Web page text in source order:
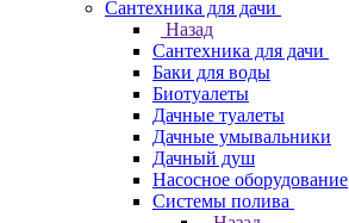
Сантехника для дачи
Назад
Сантехника для дачи
Баки для воды
Биотуалеты
Дачные туалеты
Дачные умывальники
Дачный душ
Насосное оборудование
Системы полива